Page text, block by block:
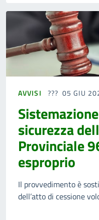
AVVISI 05 GIU
sicurezza
Provinciale
esproprio
Il provvedimento è
dell’atto di cessione